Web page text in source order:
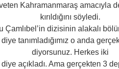
Kahramanmaraş amacıyla
kırıldığını söyledi.
Çamlıbel’in dizisinin alakalı
tanımladığımız o anda
diyorsunuz. Herkes iki
açıkladı. Ama gerçekten 3